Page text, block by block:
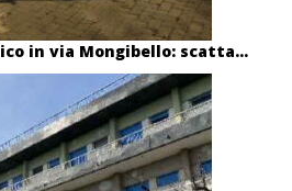
in via Mongibello: scatta...